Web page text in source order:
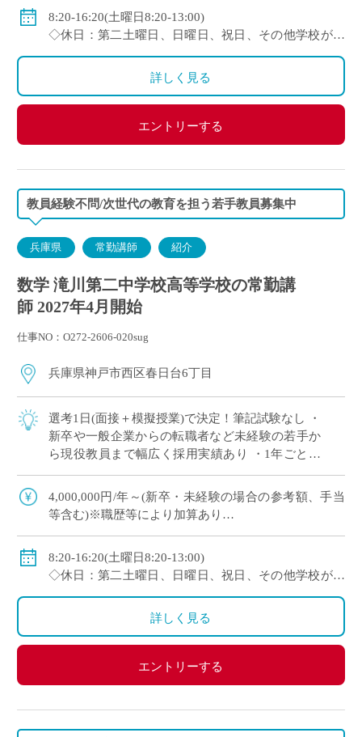
・30歳(教諭・配偶者あり)：約660万円
・40歳(教諭・配偶者及び子２人)：約860万円
・50歳(教諭・配偶者及び子２人)：約940万円
◇賞与：有(過去実績3.55ヶ月分＋30万円)
◇保険：私学共済、雇用保険、労災保険
8:20-16:20(土曜日8:20-13:00)
◇休日：第二土曜日、日曜日、祝日、その他学校が定
詳しく見る
エントリーする
教員経験不問/次世代の教育を担う若手教員募集中
兵庫県 常勤講師 紹介
数学 滝川第二中学校高等学校の常勤講
師 2027年4月開始
仕事NO：O272-2606-020sug
兵庫県神戸市西区春日台6丁目
選考1日(面接＋模擬授業)で決定！筆記試験なし ・
新卒や一般企業からの転職者など未経験の若手か
ら現役教員まで幅広く採用実績あり ・1年ごとに
会で活躍する運動部を多数擁しながら […]
4,000,000円/年～(新卒・未経験の場合の参考額、手当
等含む)※職歴等により加算あり
・30歳(教諭・配偶者あり)：約660万円
・40歳(教諭・配偶者及び子２人)：約860万円
・50歳(教諭・配偶者及び子２人)：約940万円
◇賞与：有(過去実績3.55ヶ月分＋30万円)
◇保険：私学共済、雇用保険、労災保険
8:20-16:20(土曜日8:20-13:00)
◇休日：第二土曜日、日曜日、祝日、その他学校が定
詳しく見る
エントリーする